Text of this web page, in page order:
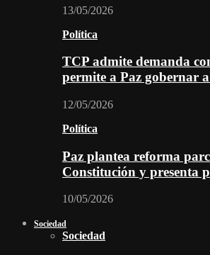
13/05/2026
Política
TCP admite demanda
permite a Paz gobernar
12/05/2026
Política
Paz plantea reforma
Constitución y presenta
10/05/2026
Sociedad
Sociedad